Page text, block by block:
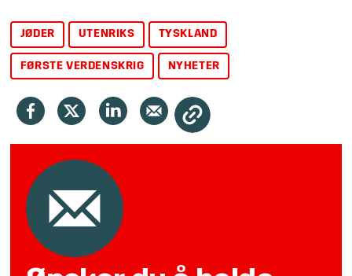
JØDER UTENRIKS TYSKLAND
FØRSTE VERDENSKRIG NYHETER